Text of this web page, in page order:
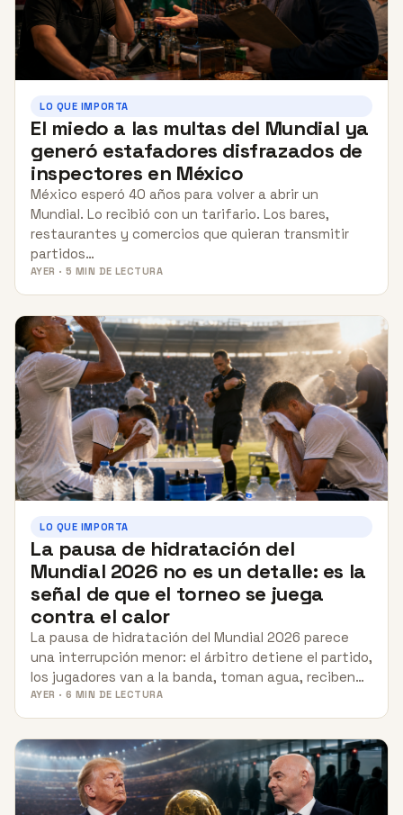
LO QUE IMPORTA
El miedo a las multas del Mundial ya
generó estafadores disfrazados de
inspectores en México
México esperó 40 años para volver a abrir un
Mundial. Lo recibió con un tarifario. Los bares,
restaurantes y comercios que quieran transmitir
partidos…
AYER · 5 MIN DE LECTURA
LO QUE IMPORTA
La pausa de hidratación del
Mundial 2026 no es un detalle: es la
señal de que el torneo se juega
contra el calor
La pausa de hidratación del Mundial 2026 parece
una interrupción menor: el árbitro detiene el partido,
los jugadores van a la banda, toman agua, reciben…
AYER · 6 MIN DE LECTURA